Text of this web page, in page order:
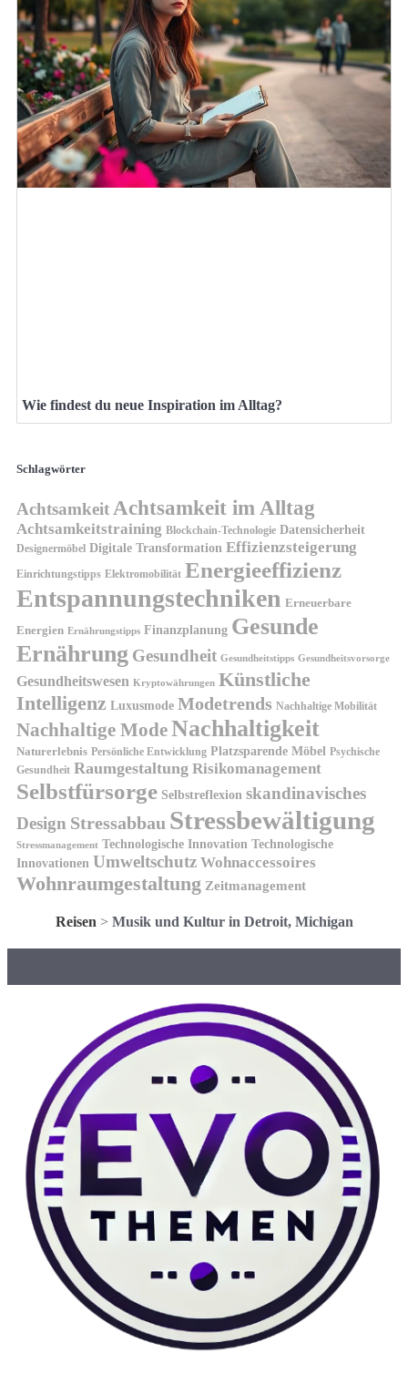
Wie findest du neue Inspiration im Alltag?
Schlagwörter
AchtsamkeitAchtsamkeit im Alltag
Achtsamkeitstraining Blockchain-Technologie Datensicherheit
Designermöbel Digitale Transformation Effizienzsteigerung
Einrichtungstipps Elektromobilität Energieeffizienz
Entspannungstechniken Erneuerbare
Energien Ernährungstipps Finanzplanung Gesunde
Ernährung Gesundheit Gesundheitstipps Gesundheitsvorsorge
Gesundheitswesen Kryptowährungen Künstliche
Intelligenz Luxusmode Modetrends Nachhaltige Mobilität
Nachhaltige ModeNachhaltigkeit
Naturerlebnis Persönliche Entwicklung Platzsparende Möbel Psychische
Gesundheit Raumgestaltung Risikomanagement
Selbstfürsorge Selbstreflexion skandinavisches
Design Stressabbau Stressbewältigung
Stressmanagement Technologische Innovation Technologische
Innovationen Umweltschutz Wohnaccessoires
Wohnraumgestaltung Zeitmanagement
Reisen > Musik und Kultur in Detroit, Michigan